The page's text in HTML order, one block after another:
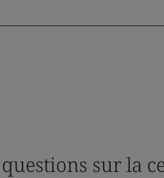
questions sur la